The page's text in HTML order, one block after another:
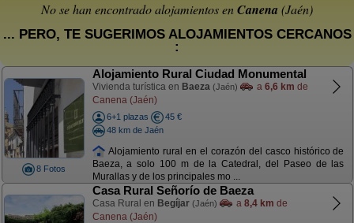
No se han encontrado alojamientos enCanena (Jaén)
... PERO, TE SUGERIMOS ALOJAMIENTOS CERCANOS
:
8 Fotos
Alojamiento Rural Ciudad Monumental
Vivienda turística en Baeza (Jaén) a 6,6 km de
Canena (Jaén)
6+1 plazas
45 €
48 km de Jaén
Alojamiento rural en el corazón del casco histórico de
Baeza, a solo 100 m de la Catedral, del Paseo de las
Murallas y de los principales mo ...
Casa Rural Señorío de Baeza
Casa Rural en Begíjar (Jaén) a 8,4 km de
Canena (Jaén)